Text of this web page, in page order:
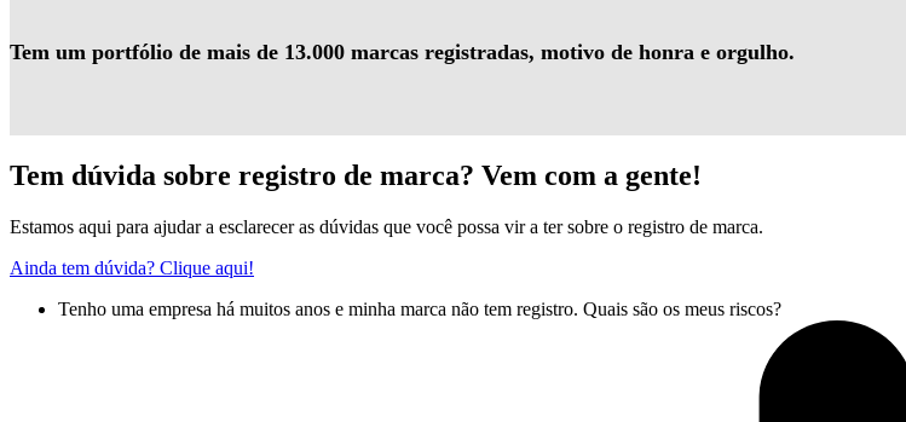
Tem um portfólio de mais de 13.000 marcas registradas, motivo de honra e orgulho.
Tem dúvida sobre registro de marca? Vem com a gente!
Estamos aqui para ajudar a esclarecer as dúvidas que você possa vir a ter sobre o registro de marca.
Ainda tem dúvida? Clique aqui!
Tenho uma empresa há muitos anos e minha marca não tem registro. Quais são os meus riscos?